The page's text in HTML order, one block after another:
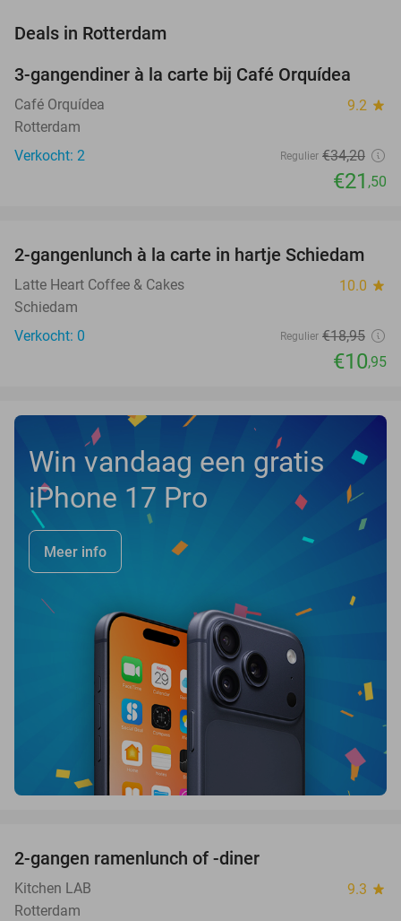
Deals in Rotterdam
37%
NEW
TODAY
3-gangendiner à la carte bij Café Orquídea
Café Orquídea 9.2 star
Rotterdam
Verkocht: 2
Regulier €34,20
€21 ,50
42%
NEW
TODAY
2-gangenlunch à la carte in hartje Schiedam
Latte Heart Coffee & Cakes 10.0 star
Schiedam
Verkocht: 0
Regulier €18,95
€10,95
Win vandaag een gratis
iPhone 17 Pro
Meer info
2-gangen ramenlunch of -diner
Kitchen LAB 9.3 star
Rotterdam